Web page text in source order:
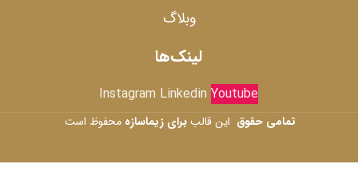
وبلاگ
لینک‌ها
Instagram Linkedin Youtube
تمامی حقوق این قالببرای زیماسازه محفوظ است